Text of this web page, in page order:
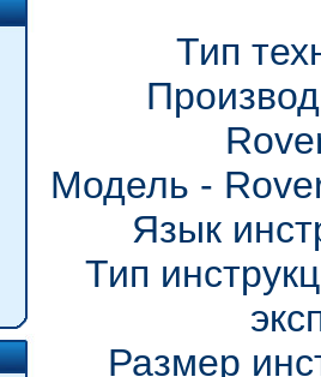
Тип
Модель -
Язык
Тип
Размер